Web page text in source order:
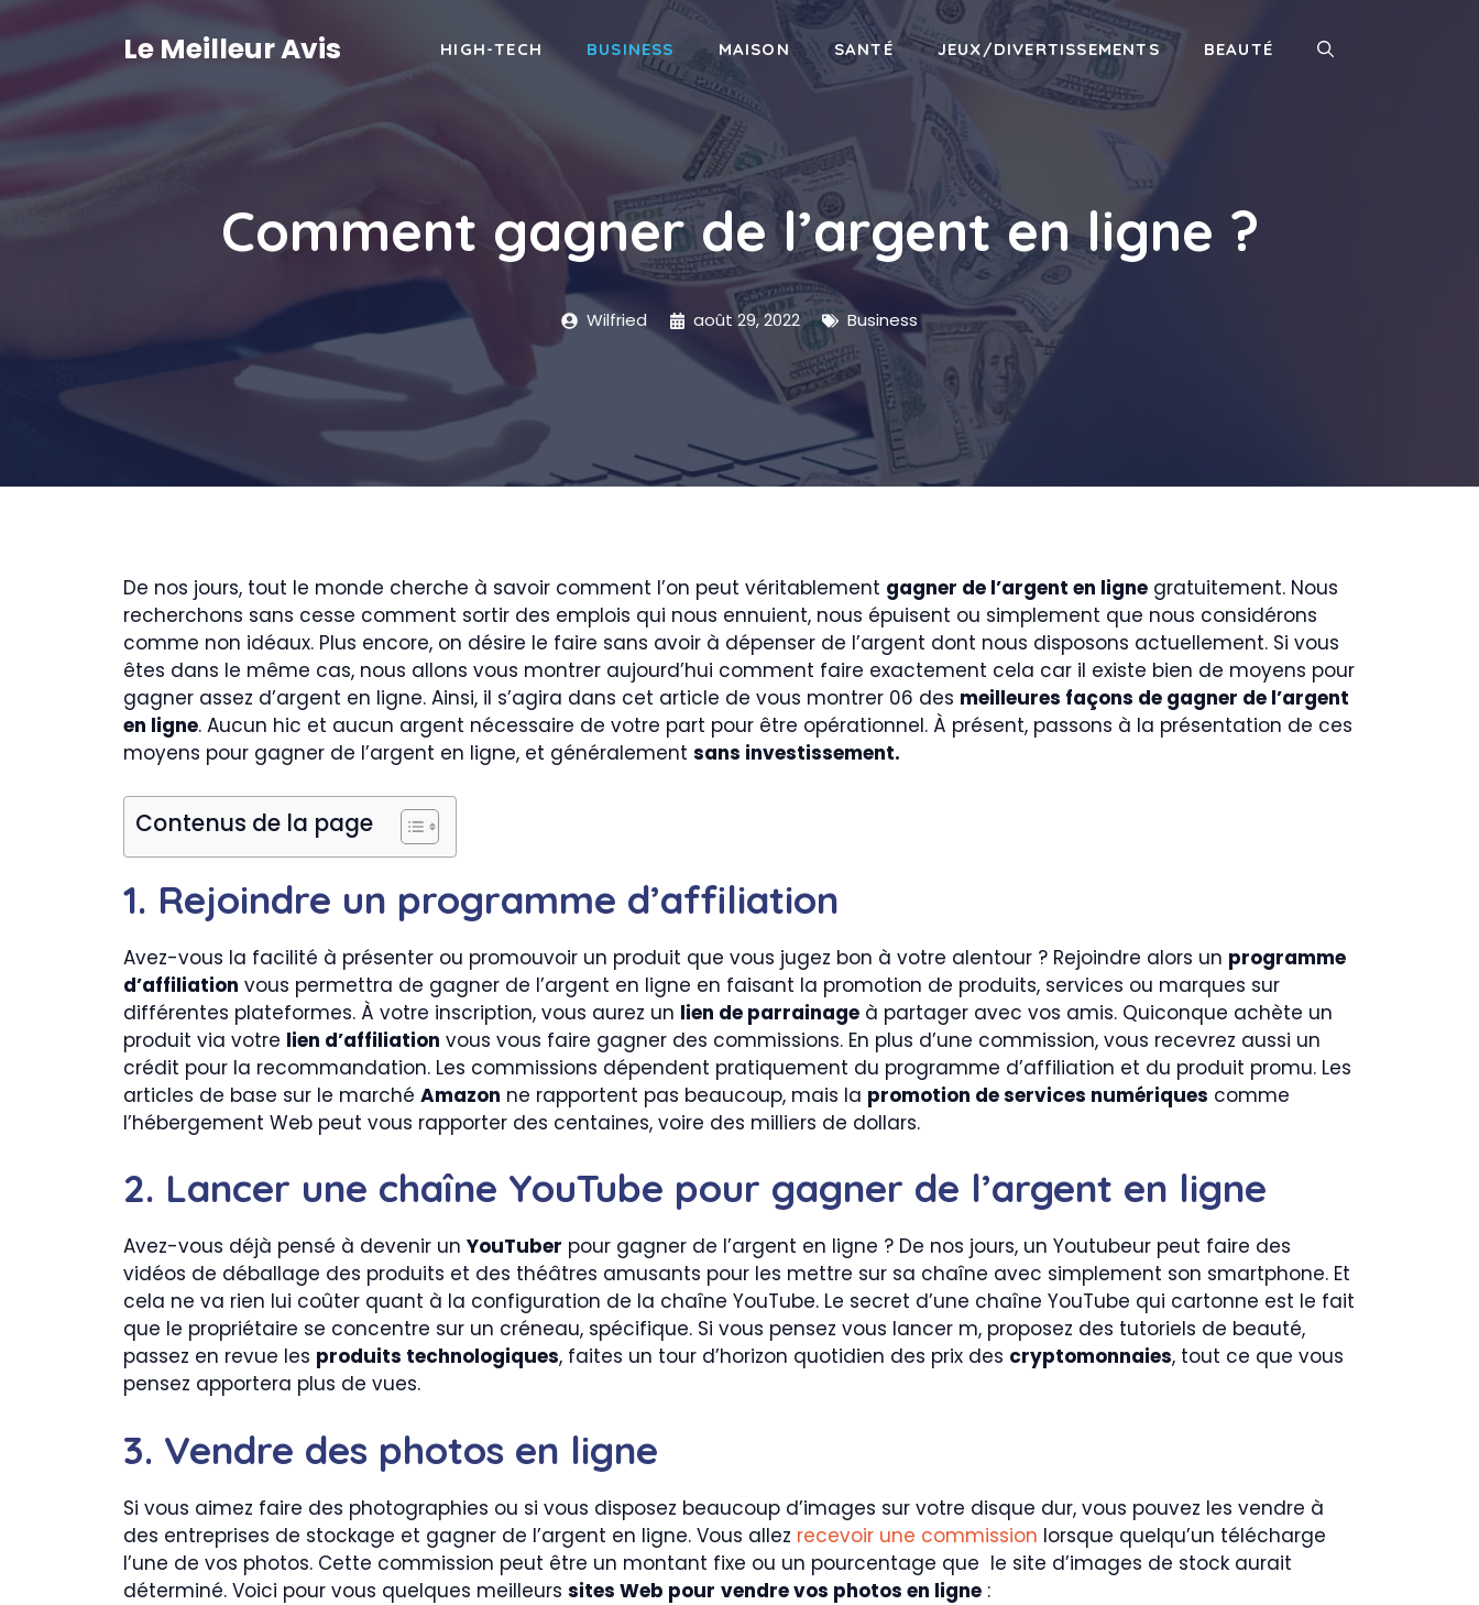
Aller
contenu
Le Meilleur Avis HIGH-TECH BUSINESS MAISON SANTÉ JEUX/DIVERTISSEMENTS BEAUTÉ
Comment gagner de l’argent en ligne ?
Wilfried août 29, 2022 Business
De nos jours, tout le monde cherche à savoir comment l’on peut véritablement gagner de l’argent en ligne gratuitement. Nous
recherchons sans cesse comment sortir des emplois qui nous ennuient, nous épuisent ou simplement que nous considérons
comme non idéaux. Plus encore, on désire le faire sans avoir à dépenser de l’argent dont nous disposons actuellement. Si vous
êtes dans le même cas, nous allons vous montrer aujourd’hui comment faire exactement cela car il existe bien de moyens pour
gagner assez d’argent en ligne. Ainsi, il s’agira dans cet article de vous montrer 06 des meilleures façons de gagner de l’argent
en ligne. Aucun hic et aucun argent nécessaire de votre part pour être opérationnel. À présent, passons à la présentation de ces
moyens pour gagner de l’argent en ligne, et généralement sans investissement.
Contenus de la page
1. Rejoindre un programme d’affiliation
Avez-vous la facilité à présenter ou promouvoir un produit que vous jugez bon à votre alentour ? Rejoindre alors un programme
d’affiliation vous permettra de gagner de l’argent en ligne en faisant la promotion de produits, services ou marques sur
différentes plateformes. À votre inscription, vous aurez un lien de parrainage à partager avec vos amis. Quiconque achète un
produit via votre lien d’affiliation vous vous faire gagner des commissions. En plus d’une commission, vous recevrez aussi un
crédit pour la recommandation. Les commissions dépendent pratiquement du programme d’affiliation et du produit promu. Les
articles de base sur le marché Amazon ne rapportent pas beaucoup, mais la promotion de services numériques comme
l’hébergement Web peut vous rapporter des centaines, voire des milliers de dollars.
2. Lancer une chaîne YouTube pour gagner de l’argent en ligne
Avez-vous déjà pensé à devenir un YouTuber pour gagner de l’argent en ligne ? De nos jours, un Youtubeur peut faire des
vidéos de déballage des produits et des théâtres amusants pour les mettre sur sa chaîne avec simplement son smartphone. Et
cela ne va rien lui coûter quant à la configuration de la chaîne YouTube. Le secret d’une chaîne YouTube qui cartonne est le fait
que le propriétaire se concentre sur un créneau, spécifique. Si vous pensez vous lancer m, proposez des tutoriels de beauté,
passez en revue les produits technologiques, faites un tour d’horizon quotidien des prix des cryptomonnaies, tout ce que vous
pensez apportera plus de vues.
3. Vendre des photos en ligne
Si vous aimez faire des photographies ou si vous disposez beaucoup d’images sur votre disque dur, vous pouvez les vendre à
des entreprises de stockage et gagner de l’argent en ligne. Vous allez recevoir une commission lorsque quelqu’un télécharge
l’une de vos photos. Cette commission peut être un montant fixe ou un pourcentage que le site d’images de stock aurait
déterminé. Voici pour vous quelques meilleurs sites Web pour vendre vos photos en ligne :